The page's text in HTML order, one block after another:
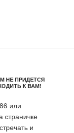
НЕ ПРИДЕТСЯ
К ВАМ!
или
страничке
и